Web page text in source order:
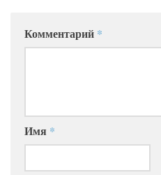
Комментарий *
Имя *